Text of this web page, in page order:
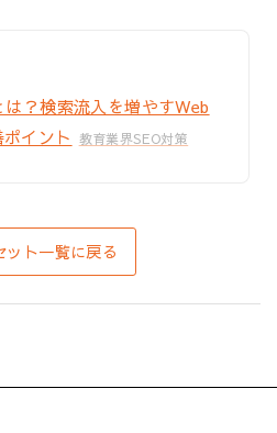
？検索流入を増やすWeb
イント 教育業界SEO対策
ット一覧に戻る